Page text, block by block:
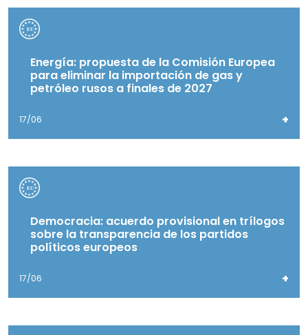
Energía: propuesta de la Comisión Europea
para eliminar la importación de gas y
petróleo rusos a finales de 2027
17/06 +
Democracia: acuerdo provisional en trílogos
sobre la transparencia de los partidos
políticos europeos
17/06 +